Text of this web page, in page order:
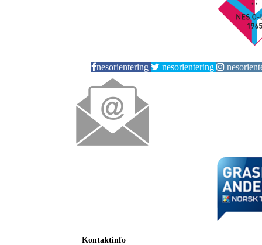
nesorientering nesorientering
Kontaktinfo